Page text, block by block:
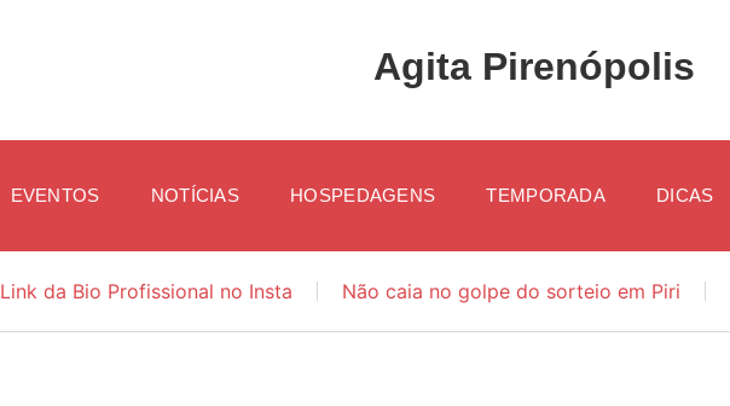
Agita Pirenópolis
EVENTOS NOTÍCIAS HOSPEDAGENS TEMPORADA DICAS
Link da Bio Profissional no Insta Não caia no golpe do sorteio em Piri